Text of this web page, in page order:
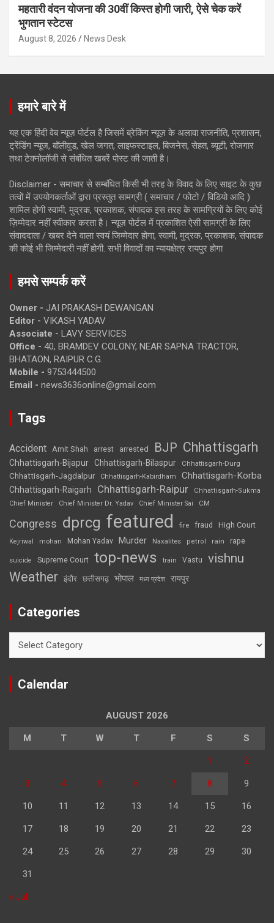
महतारी वंदन योजना की 30वीं किस्त होगी जारी, ऐसे चेक करें
भुगतान स्टेटस
August 8, 2026 News Desk
हमारे बारे में
यह एक हिंदी वेब न्यूज़ पोर्टल है जिसमें ब्रेकिंग न्यूज़ के अलावा राजनीति, प्रशासन,
ट्रेंडिंग न्यूज, बॉलीवुड, खेल जगत, लाइफस्टाइल, बिजनेस, सेहत, ब्यूटी, रोजगार
तथा टेक्नोलॉजी से संबंधित खबरें पोस्ट की जाती है।
Disclaimer - समाचार से सम्बंधित किसी भी तरह के विवाद के लिए साइट के कुछ
तत्वों में उपयोगकर्ताओं द्वारा प्रस्तुत सामग्री ( समाचार / फोटो / विडियो आदि )
शामिल होगी स्वामी, मुद्रक, प्रकाशक, संपादक इस तरह के सामग्रियों के लिए कोई
ज़िम्मेदार नहीं स्वीकार करता है। न्यूज़ पोर्टल में प्रकाशित ऐसी सामग्री के लिए
संवाददाता / खबर देने वाला स्वयं जिम्मेदार होगा, स्वामी, मुद्रक, प्रकाशक, संपादक
की कोई भी जिम्मेदारी नहीं होगी. सभी विवादों का न्यायक्षेत्र रायपुर होगा
हमसे सम्पर्क करें
Owner - JAI PRAKASH DEWANGAN
Editor - VIKASH YADAV
Associate - LAVY SERVICES
Office - 40, BRAMDEV COLONY, NEAR SAPNA TRACTOR,
BHATAON, RAIPUR C.G.
Mobile - 9753444500
Email - news3636online@gmail.com
Tags
Accident Amit Shah arrest arrested BJP Chhattisgarh
Chhattisgarh-Bijapur Chhattisgarh-Bilaspur Chhattisgarh-Durg
Chhattisgarh-Jagdalpur Chhattisgarh-Kabirdham Chhattisgarh-Korba
Chhattisgarh-Raigarh Chhattisgarh-Raipur
Chhattisgarh-Sukma
Chief Minister
Chief Minister Dr. Yadav Chief Minister Sai CM
Congress dprcg featured fire fraud High Court
Kejriwal mohan Mohan Yadav Murder Naxalites petrol rain rape
suicide Supreme Court top-news train Vastu vishnu
Weather इंदौर छत्तीसगढ़ भोपाल मध्य प्रदेश रायपुर
Categories
Calendar
AUGUST 2026
M T W T F S S
1 2
3 4 5 6 7 8 9
10 11 12 13 14 15 16
17 18 19 20 21 22 23
24 25 26 27 28 29 30
31
« Jul